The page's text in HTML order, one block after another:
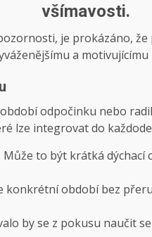
všímavosti.
je prokázáno,
a
odpočinku nebo
lze integrovat do
to být krátká dýchací
konkrétní období bez
by se z pokusu naučit